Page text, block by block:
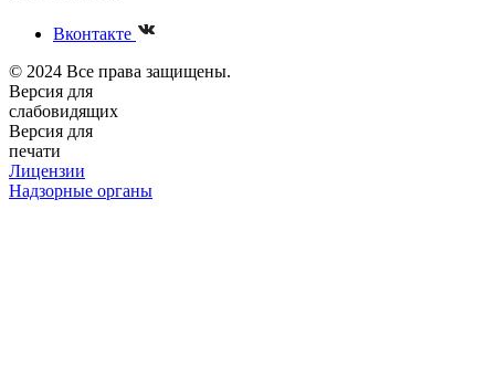
Вконтакте
© 2024 Все права защищены.
Версия для
слабовидящих
Версия для
печати
Лицензии
Надзорные органы